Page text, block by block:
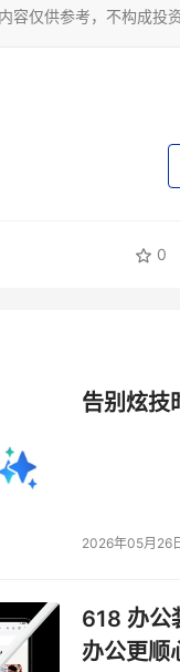
容仅供参考，不构成投资
0
告别炫技
2026年05月26
618 办公
办公更顺